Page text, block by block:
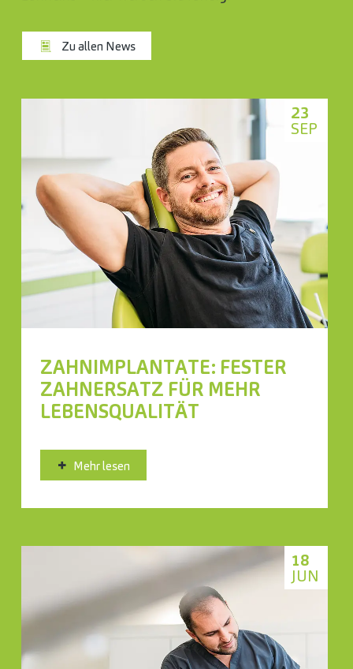
Zu allen News
23
SEP
ZAHNIMPLANTATE: FESTER
ZAHNERSATZ FÜR MEHR
LEBENSQUALITÄT
Mehr lesen
18
JUN